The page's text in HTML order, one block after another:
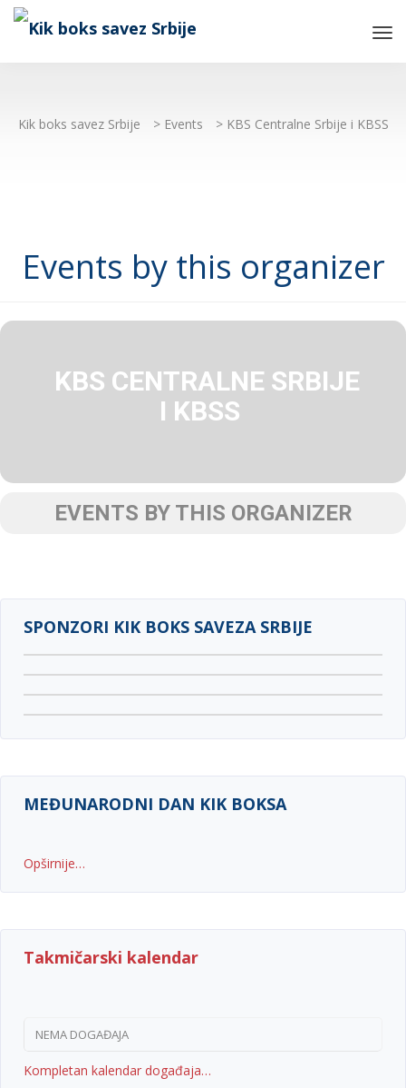
Kik boks savez Srbije > Events > KBS Centralne Srbije i KBSS
Events by this organizer
KBS CENTRALNE SRBIJE
I KBSS
EVENTS BY THIS ORGANIZER
SPONZORI KIK BOKS SAVEZA SRBIJE
MEĐUNARODNI DAN KIK BOKSA
Opširnije…
Takmičarski kalendar
NEMA DOGAĐAJA
Kompletan kalendar događaja…